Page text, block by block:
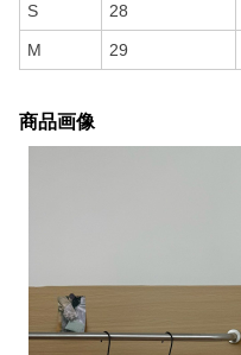
S 28
M 29
商品画像